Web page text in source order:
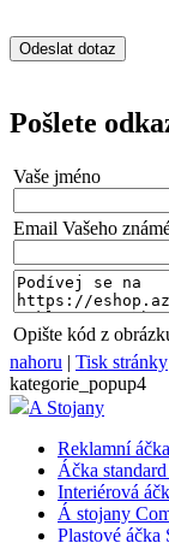
Pošlete
Vaše jméno
Email Vašeho
Opište kód z
nahoru | Tisk stránky
kategorie_popup4
A Stojany
Reklamní
Áčka
Interiérová
Á stojany
Plastové áčka